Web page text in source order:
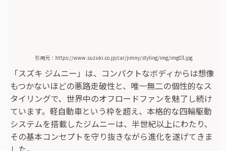
引用元：https://www.suzuki.co.jp/car/jimny/styling/img/img03.jpg
「スズキ ジムニー」は、コンパクトなボディからは想像
もつかないほどの悪路走破性と、唯一無二の個性的なス
タイリングで、世界中のオフロードファンを魅了し続け
ています。軽自動車という枠を超え、本格的な四輪駆動
システムを搭載したジムニーは、半世紀以上にわたり、
その基本コンセプトを守り抜きながら進化を遂げてきま